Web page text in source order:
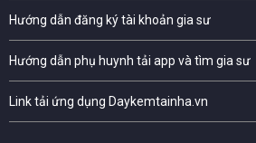
Hướng dẫn đăng ký tài khoản gia sư
Hướng dẫn phụ huynh tải app và tìm gia sư
Link tải ứng dụng Daykemtainha.vn